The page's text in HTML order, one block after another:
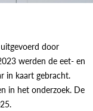
door
werden de eet- en
in kaart gebracht.
in het onderzoek. De